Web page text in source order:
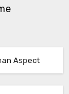
Aspect